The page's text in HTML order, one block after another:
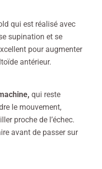
qui est réalisé avec
supination et se
pour augmenter
antérieur.
qui reste
le mouvement,
proche de l’échec.
avant de passer sur